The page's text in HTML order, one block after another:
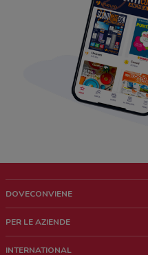
DOVECONVIENE
Chi siamo
PER LE AZIENDE
INTERNATIONAL